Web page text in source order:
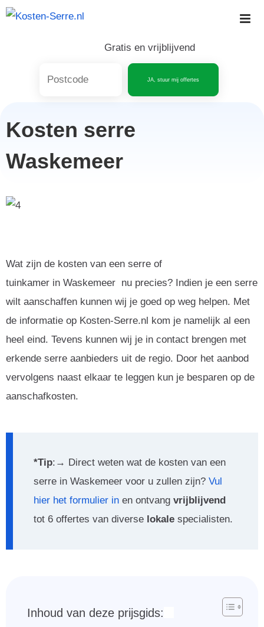
Skip
Gratis en vrijblijvend
JA, stuur mij offertes
Kosten serre
Waskemeer
Wat zijn de kosten van een serre of
tuinkamer in Waskemeer nu precies? Indien je een serre
wilt aanschaffen kunnen wij je goed op weg helpen. Met
de informatie op Kosten-Serre.nl kom je namelijk al een
heel eind. Tevens kunnen wij je in contact brengen met
erkende serre aanbieders uit de regio. Door het aanbod
vervolgens naast elkaar te leggen kun je besparen op de
aanschafkosten.
*Tip:→ Direct weten wat de kosten van een
serre in Waskemeer voor u zullen zijn? Vul
hier het formulier in en ontvang vrijblijvend
tot 6 offertes van diverse lokale specialisten.
Inhoud van deze prijsgids: